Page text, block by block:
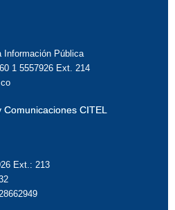
Información Pública
1 5557926 Ext. 214
CITEL
Ext.: 213